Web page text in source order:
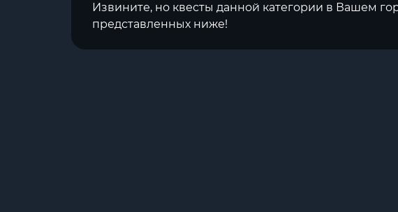
Извините, но квесты данной категории в Вашем
представленных ниже!